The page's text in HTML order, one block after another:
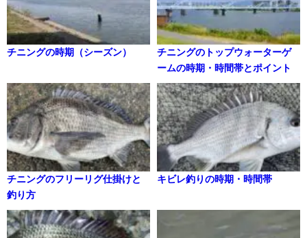
チニングの時期（シーズン）
チニングのトップウォーターゲ
ームの時期・時間帯とポイント
チニングのフリーリグ仕掛けと
釣り方
キビレ釣りの時期・時間帯